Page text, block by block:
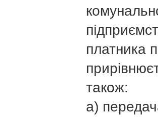
платника
також:
а)